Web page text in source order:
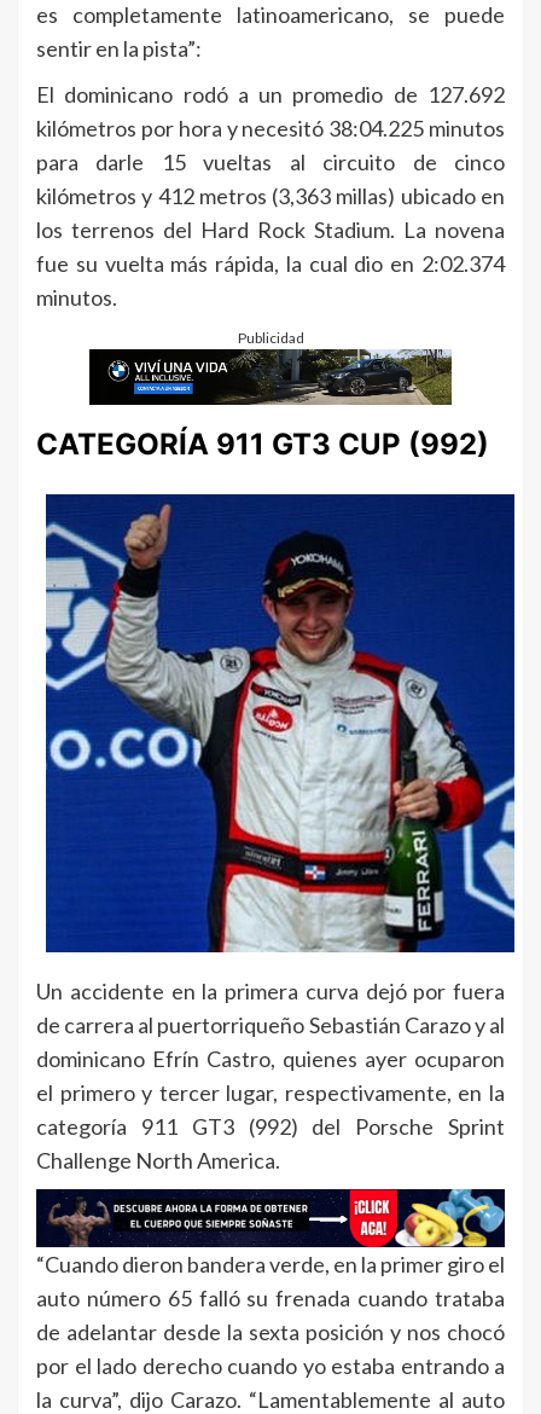
es completamente latinoamericano, se puede
sentir en la pista”:
El dominicano rodó a un promedio de 127.692
kilómetros por hora y necesitó 38:04.225 minutos
para darle 15 vueltas al circuito de cinco
kilómetros y 412 metros (3,363 millas) ubicado en
los terrenos del Hard Rock Stadium. La novena
fue su vuelta más rápida, la cual dio en 2:02.374
minutos.
Publicidad
CATEGORÍA 911 GT3 CUP (992)
Un accidente en la primera curva dejó por fuera
de carrera al puertorriqueño Sebastián Carazo y al
dominicano Efrín Castro, quienes ayer ocuparon
el primero y tercer lugar, respectivamente, en la
categoría 911 GT3 (992) del Porsche Sprint
Challenge North America.
“Cuando dieron bandera verde, en la primer giro el
auto número 65 falló su frenada cuando trataba
de adelantar desde la sexta posición y nos chocó
por el lado derecho cuando yo estaba entrando a
la curva”, dijo Carazo. “Lamentablemente al auto